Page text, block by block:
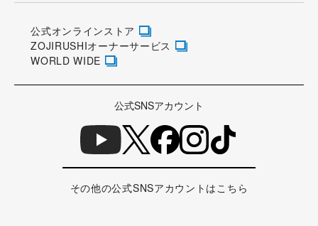
公式オンラインストア
ZOJIRUSHIオーナーサービス
WORLD WIDE
公式SNSアカウント
その他の公式SNSアカウントはこちら